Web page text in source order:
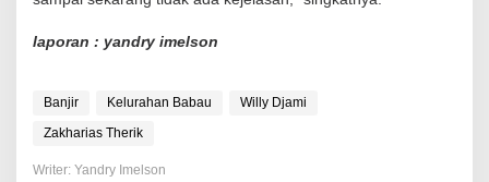
laporan : yandry imelson
Banjir Kelurahan Babau
Willy Djami
Zakharias Therik
Writer: Yandry Imelson